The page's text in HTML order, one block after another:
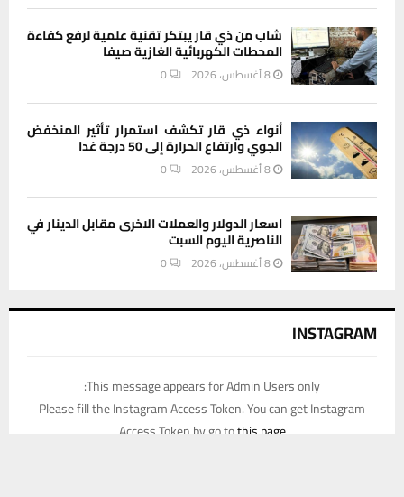
شاب من ذي قار يبتكر تقنية علمية لرفع كفاءة
المحطات الكهربائية الغازية صيفا
8 أغسطس، 2026 0
أنواء ذي قار تكشف استمرار تأثير المنخفض
الجوي وارتفاع الحرارة إلى 50 درجة غدا
8 أغسطس، 2026 0
اسعار الدولار والعملات الاخرى مقابل الدينار في
الناصرية اليوم السبت
8 أغسطس، 2026 0
INSTAGRAM
This message appears for Admin Users only:
Please fill the Instagram Access Token. You can get Instagram
Access Token by go tothis page